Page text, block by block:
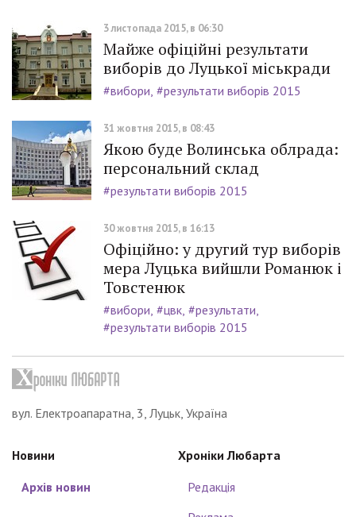
3 листопада 2015, в 06:30
Майже офіційні результати
виборів до Луцької міськради
#вибори #результати виборів 2015
31 жовтня 2015, в 08:43
Якою буде Волинська облрада:
персональний склад
#результати виборів 2015
30 жовтня 2015, в 16:13
Офіційно: у другий тур виборів
мера Луцька вийшли Романюк і
Товстенюк
#вибори #цвк #результати
#результати виборів 2015
вул. Електроапаратна, 3, Луцьк, Україна
Новини
Архів новин
Хроніки Любарта
Редакція